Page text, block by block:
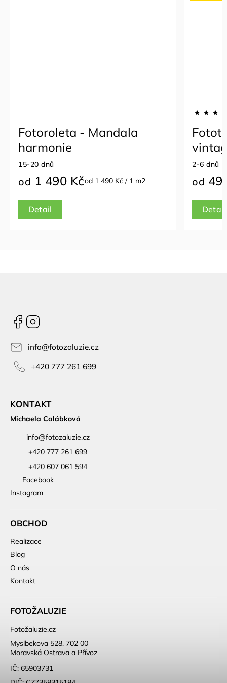
Fototapeta na zeď - Jemná
vintage mandala
2-6 dnů
od 490 Kčod 490 Kč / 1 m2
Detail
2-6 dnů
od
Detail
Facebook
info@fotozaluzie.cz
+420 777 261 699
KONTAKT
Michaela Calábková
info@fotozaluzie.cz
+420 777 261 699
+420 607 061 594
Facebook
Instagram
OBCHOD
Realizace
Blog
O nás
Kontakt
FOTOŽALUZIE
Fotožaluzie.cz
Myslbekova 528, 702 00
Moravská Ostrava a Přívoz
IČ: 65903731